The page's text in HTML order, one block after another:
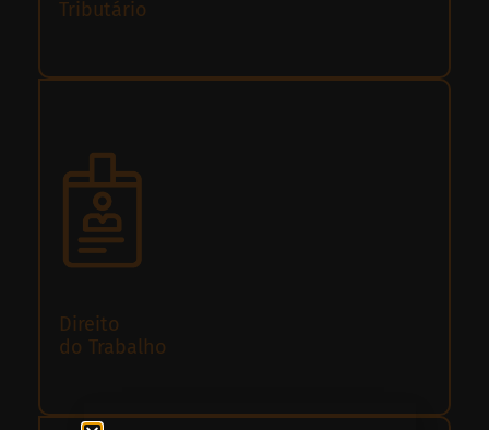
Tributário
Direito
do Trabalho